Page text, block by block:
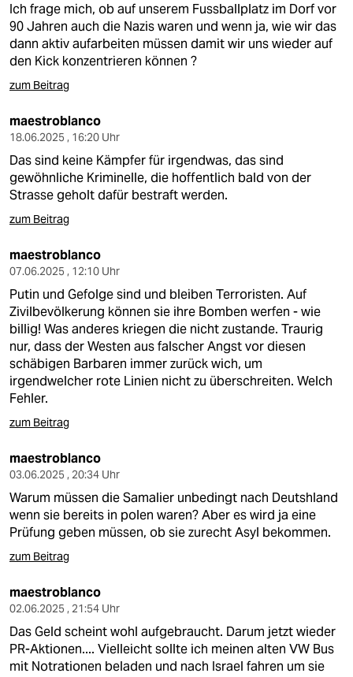
Ich frage mich, ob auf unserem Fussballplatz im Dorf vor
90 Jahren auch die Nazis waren und wenn ja, wie wir das
dann aktiv aufarbeiten müssen damit wir uns wieder auf
den Kick konzentrieren können ?
zum Beitrag
maestroblanco
18.06.2025 , 16:20 Uhr
Das sind keine Kämpfer für irgendwas, das sind
gewöhnliche Kriminelle, die hoffentlich bald von der
Strasse geholt dafür bestraft werden.
zum Beitrag
maestroblanco
07.06.2025 , 12:10 Uhr
Putin und Gefolge sind und bleiben Terroristen. Auf
Zivilbevölkerung können sie ihre Bomben werfen - wie
billig! Was anderes kriegen die nicht zustande. Traurig
nur, dass der Westen aus falscher Angst vor diesen
schäbigen Barbaren immer zurück wich, um
irgendwelcher rote Linien nicht zu überschreiten. Welch
Fehler.
zum Beitrag
maestroblanco
03.06.2025 , 20:34 Uhr
Warum müssen die Samalier unbedingt nach Deutshland
wenn sie bereits in polen waren? Aber es wird ja eine
Prüfung geben müssen, ob sie zurecht Asyl bekommen.
zum Beitrag
maestroblanco
02.06.2025 , 21:54 Uhr
Das Geld scheint wohl aufgebraucht. Darum jetzt wieder
PR-Aktionen.... Vielleicht sollte ich meinen alten VW Bus
mit Notrationen beladen und nach Israel fahren um sie